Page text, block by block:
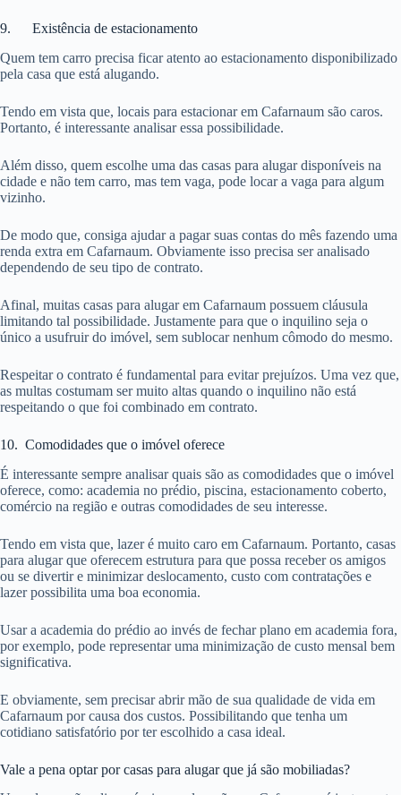
9. Existência de estacionamento
Quem tem carro precisa ficar atento ao estacionamento disponibilizado
pela casa que está alugando.
Tendo em vista que, locais para estacionar em Cafarnaum são caros.
Portanto, é interessante analisar essa possibilidade.
Além disso, quem escolhe uma das casas para alugar disponíveis na
cidade e não tem carro, mas tem vaga, pode locar a vaga para algum
vizinho.
De modo que, consiga ajudar a pagar suas contas do mês fazendo uma
renda extra em Cafarnaum. Obviamente isso precisa ser analisado
dependendo de seu tipo de contrato.
Afinal, muitas casas para alugar em Cafarnaum possuem cláusula
limitando tal possibilidade. Justamente para que o inquilino seja o
único a usufruir do imóvel, sem sublocar nenhum cômodo do mesmo.
Respeitar o contrato é fundamental para evitar prejuízos. Uma vez que,
as multas costumam ser muito altas quando o inquilino não está
respeitando o que foi combinado em contrato.
10. Comodidades que o imóvel oferece
É interessante sempre analisar quais são as comodidades que o imóvel
oferece, como: academia no prédio, piscina, estacionamento coberto,
comércio na região e outras comodidades de seu interesse.
Tendo em vista que, lazer é muito caro em Cafarnaum. Portanto, casas
para alugar que oferecem estrutura para que possa receber os amigos
ou se divertir e minimizar deslocamento, custo com contratações e
lazer possibilita uma boa economia.
Usar a academia do prédio ao invés de fechar plano em academia fora,
por exemplo, pode representar uma minimização de custo mensal bem
significativa.
E obviamente, sem precisar abrir mão de sua qualidade de vida em
Cafarnaum por causa dos custos. Possibilitando que tenha um
cotidiano satisfatório por ter escolhido a casa ideal.
Vale a pena optar por casas para alugar que já são mobiliadas?